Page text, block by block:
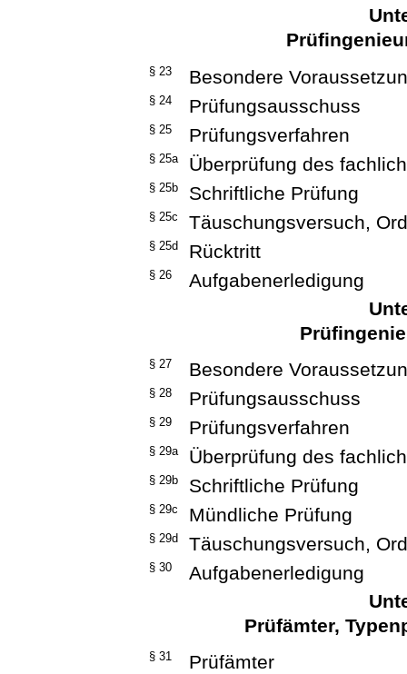
§ 23 Besondere
§ 24 Prüfungsausschuss
§ 25 Prüfungsverfahren
§ 25a Überprüfung des
§ 25b Schriftliche Prüfung
§ 25c Täuschungsversuch,
§ 25d Rücktritt
§ 26
Aufgabenerledigung
§ 27 Besondere
§ 28 Prüfungsausschuss
§ 29 Prüfungsverfahren
§ 29a Überprüfung des
§ 29b Schriftliche Prüfung
§ 29c Mündliche Prüfung
§ 29d Täuschungsversuch,
§ 30
Aufgabenerledigung
Prüfämter,
§ 31 Prüfämter